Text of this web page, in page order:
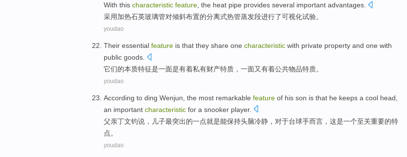
With this characteristic feature , the heat pipe provides several important advantages.
采用加热石英玻璃管对倾斜布置的分离式热管蒸发段进行了可视化试验。
youdao
Their essential feature is that they share one characteristic with private property and one with
public goods
它们的本质特征是一面是有着私有财产特质 ，一面又有着公共物品特质。
youdao
According to ding Wenjun the most remarkable feature of his son is that he keeps a cool head,
an important characteristic for a snooker player.
父亲丁文钧说， 儿子最突出的一点就是能保持头脑冷静 ，对于台球手而言， 这是一个至关重要的特
点。
youdao